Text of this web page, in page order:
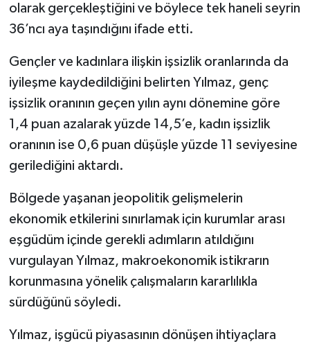
olarak gerçekleştiğini ve böylece tek haneli seyrin
36’ncı aya taşındığını ifade etti.
Gençler ve kadınlara ilişkin işsizlik oranlarında da
iyileşme kaydedildiğini belirten Yılmaz, genç
işsizlik oranının geçen yılın aynı dönemine göre
1,4 puan azalarak yüzde 14,5’e, kadın işsizlik
oranının ise 0,6 puan düşüşle yüzde 11 seviyesine
gerilediğini aktardı.
Bölgede yaşanan jeopolitik gelişmelerin
ekonomik etkilerini sınırlamak için kurumlar arası
eşgüdüm içinde gerekli adımların atıldığını
vurgulayan Yılmaz, makroekonomik istikrarın
korunmasına yönelik çalışmaların kararlılıkla
sürdüğünü söyledi.
Yılmaz, işgücü piyasasının dönüşen ihtiyaçlara
Spor
Yaşam